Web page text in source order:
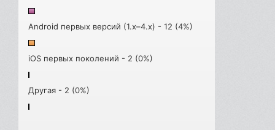
Android первых версий (1.x–4.x) - 12 (4%)
iOS первых поколений - 2 (0%)
Другая - 2 (0%)